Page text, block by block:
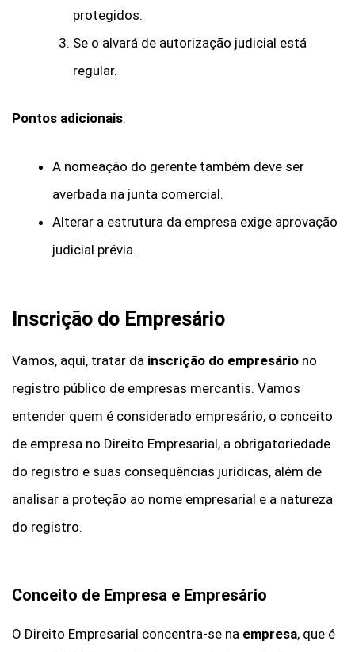
protegidos.
Se o alvará de autorização judicial está
regular.
Pontos adicionais:
A nomeação do gerente também deve ser
averbada na junta comercial.
Alterar a estrutura da empresa exige aprovação
judicial prévia.
Inscrição do Empresário
Vamos, aqui, tratar da inscrição do empresário no
registro público de empresas mercantis. Vamos
entender quem é considerado empresário, o conceito
de empresa no Direito Empresarial, a obrigatoriedade
do registro e suas consequências jurídicas, além de
analisar a proteção ao nome empresarial e a natureza
do registro.
Conceito de Empresa e Empresário
O Direito Empresarial concentra-se na empresa, que é